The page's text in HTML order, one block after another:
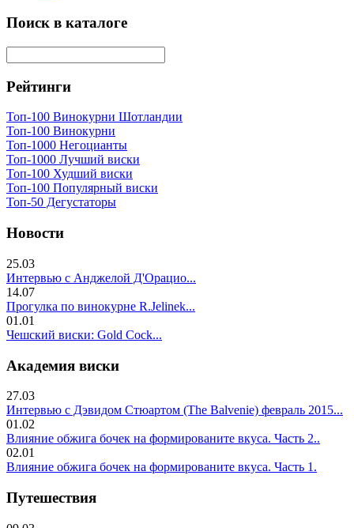
Поиск в каталоге
Рейтинги
Топ-100 Винокурни Шотландии
Топ-100 Винокурни
Топ-1000 Негоцианты
Топ-1000 Лучший виски
Топ-100 Худший виски
Топ-100 Популярный виски
Топ-50 Дегустаторы
Новости
25.03
Интервью с Анджелой Д'Орацио...
14.07
Прогулка по винокурне R.Jelinek...
01.01
Чешский виски: Gold Cock...
Академия виски
27.03
Интервью с Дэвидом Стюартом (The Balvenie) февраль 2015...
01.02
Влияние обжига бочек на формированите вкуса. Часть 2..
02.01
Влияние обжига бочек на формированите вкуса. Часть 1.
Путешествия